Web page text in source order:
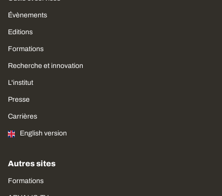
Évènements
Editions
Formations
Recherche et innovation
L'institut
Presse
Carrières
English version
Autres sites
Formations